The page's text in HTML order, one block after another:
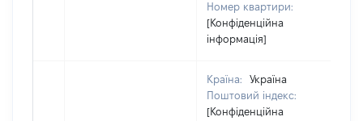
Номер квартири:
[Конфіденційна
інформація]
Країна:
Україна
Поштовий індекс:
[Конфіденційна